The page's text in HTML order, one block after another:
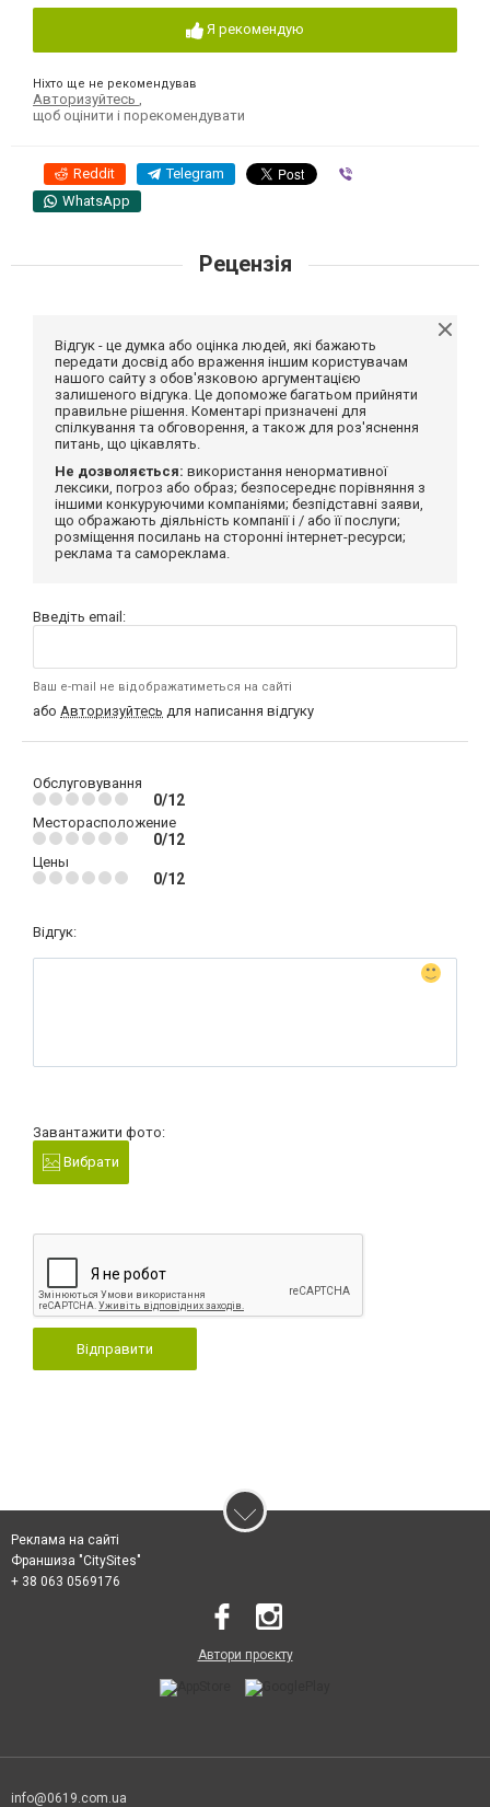
Я рекомендую
Ніхто ще не рекомендував
Авторизуйтесь
щоб оцінити і порекомендувати
Reddit Telegram
WhatsApp
Рецензія
Відгук - це думка або оцінка людей, які бажають
передати досвід або враження іншим користувачам
нашого сайту з обов'язковою аргументацією
залишеного відгука. Це допоможе багатьом прийняти
правильне рішення. Коментарі призначені для
спілкування та обговорення, а також для роз'яснення
питань, що цікавлять.
Не дозволяється: використання ненормативної
лексики, погроз або образ; безпосереднє порівняння з
іншими конкуруючими компаніями; безпідставні заяви,
що ображають діяльність компанії і / або її послуги;
розміщення посилань на сторонні інтернет-ресурси;
реклама та самореклама.
Введіть email:
Ваш e-mail не відображатиметься на сайті
або Авторизуйтесь для написання відгуку
Обслуговування
0/12
Месторасположение
0/12
Цены
0/12
Відгук:
Завантажити фото:
Вибрати
Відправити
Реклама на сайті
Франшиза "CitySites"
+ 38 063 0569176
Автори проєкту
info@0619.com.ua